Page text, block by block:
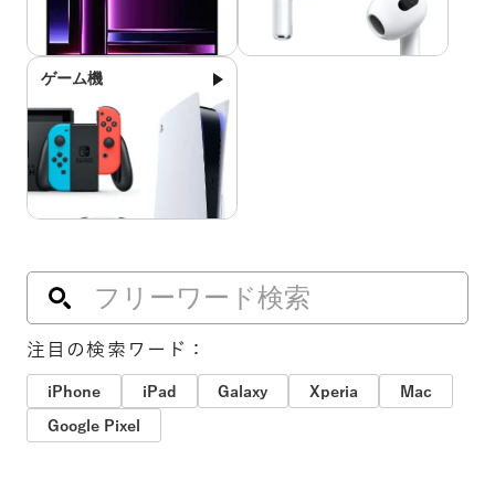
ゲーム機
注目の検索ワード：
iPhone iPad Galaxy Xperia
Mac
Google Pixel